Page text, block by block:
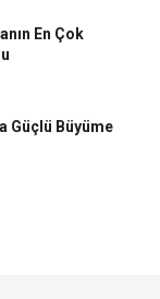
En Çok
Güçlü Büyüme